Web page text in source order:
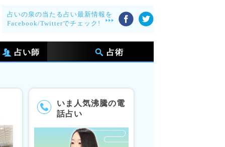
占いの泉の当たる占い最新情報を
Facebook/Twitterでチェック!
占い師 占術
いま人気沸騰の電
話占い